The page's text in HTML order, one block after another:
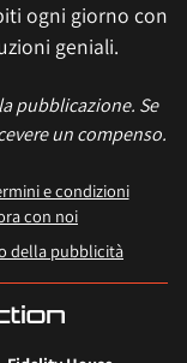
ogni giorno con
geniali.
pubblicazione. Se
un compenso.
e condizioni
con noi
della pubblicità